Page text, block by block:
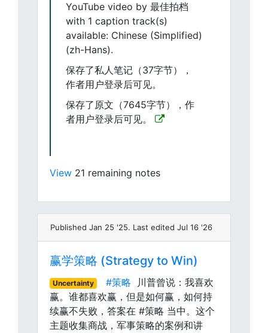
YouTube video by 最佳拍档
with 1 caption track(s)
available: Chinese (Simplified)
(zh-Hans).
保存了私人笔记（37字节），
作者用户登录后可见。
保存了原文（7645字节），作
者用户登录后可见。
View 21 remaining notes
Published Jan 25 '25. Last edited Jul 16 '26
赢学策略 (Strategy to Win)
Uncertainty #策略 川普曾说：我喜欢
赢。谁都喜欢赢，但是如何赢，如何持
续赢不失败，答案在 #策略 当中。这个
主题收集商战，军事策略的案例和讲